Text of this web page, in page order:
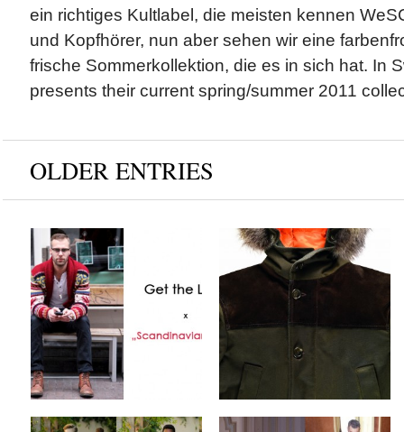
ein richtiges Kultlabel, die meisten kennen
und Kopfhörer, nun aber sehen wir eine
frische Sommerkollektion, die es in sich hat. In
presents their current spring/summer 2011
OLDER ENTRIES
Get The Look x
Scandinavian Jack
by MEXonSep 18, 2012
Blauer & Tommy
Hilfiger x Fall/Winter
2012 Collection